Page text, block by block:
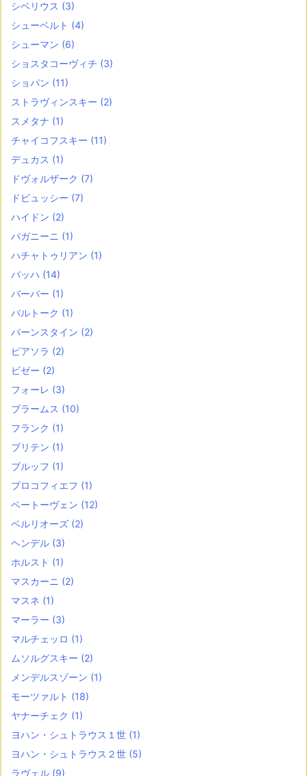
シベリウス (3)
シューベルト (4)
シューマン (6)
ショスタコーヴィチ (3)
ショパン (11)
ストラヴィンスキー (2)
スメタナ (1)
チャイコフスキー (11)
デュカス (1)
ドヴォルザーク (7)
ドビュッシー (7)
ハイドン (2)
パガニーニ (1)
ハチャトゥリアン (1)
バッハ (14)
バーバー (1)
バルトーク (1)
バーンスタイン (2)
ピアソラ (2)
ビゼー (2)
フォーレ (3)
ブラームス (10)
フランク (1)
ブリテン (1)
ブルッフ (1)
プロコフィエフ (1)
ベートーヴェン (12)
ベルリオーズ (2)
ヘンデル (3)
ホルスト (1)
マスカーニ (2)
マスネ (1)
マーラー (3)
マルチェッロ (1)
ムソルグスキー (2)
メンデルスゾーン (1)
モーツァルト (18)
ヤナーチェク (1)
ヨハン・シュトラウス１世 (1)
ヨハン・シュトラウス２世 (5)
ラヴェル (9)